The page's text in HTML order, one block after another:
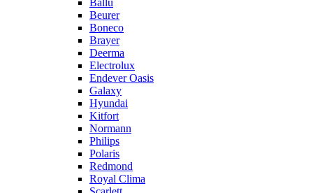
Ballu
Beurer
Boneco
Brayer
Deerma
Electrolux
Endever Oasis
Galaxy
Hyundai
Kitfort
Normann
Philips
Polaris
Redmond
Royal Clima